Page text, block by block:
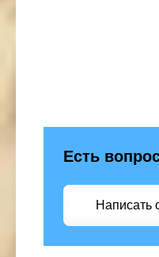
Есть
Написать